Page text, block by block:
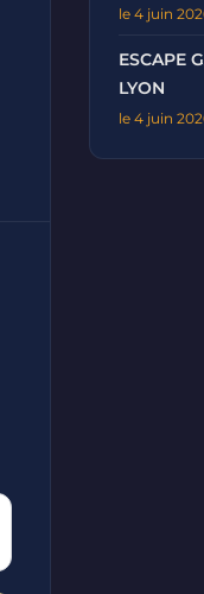
le 4 juin
ESCAPE
LYON
le 4 juin